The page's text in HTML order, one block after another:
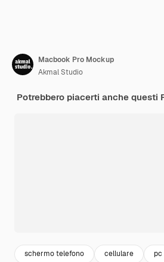
Macbook Pro Mockup
Akmal Studio
Potrebbero piacerti anche questi
schermo telefono cellulare pc